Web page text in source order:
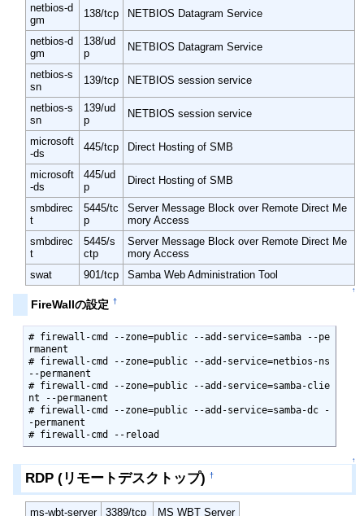
netbios-d
gm
138/tcp NETBIOS Datagram Service
netbios-d
gm
138/ud
p
NETBIOS Datagram Service
netbios-s
sn
139/tcp NETBIOS session service
netbios-s
sn
139/ud
p
NETBIOS session service
microsoft
-ds
445/tcp Direct Hosting of SMB
microsoft
-ds
445/ud
p
Direct Hosting of SMB
smbdirec
t
5445/tc
p
Server Message Block over Remote Direct Me
mory Access
smbdirec
t
5445/s
ctp
Server Message Block over Remote Direct Me
mory Access
swat
901/tcp Samba Web Administration Tool
↑
FireWallの設定 †
# firewall-cmd --zone=public --add-service=samba --pe
rmanent
# firewall-cmd --zone=public --add-service=netbios-ns
--permanent
# firewall-cmd --zone=public --add-service=samba-clie
nt --permanent
# firewall-cmd --zone=public --add-service=samba-dc -
-permanent
# firewall-cmd --reload
↑
RDP (リモートデスクトップ) †
ms-wbt-server 3389/tcp
MS WBT Server